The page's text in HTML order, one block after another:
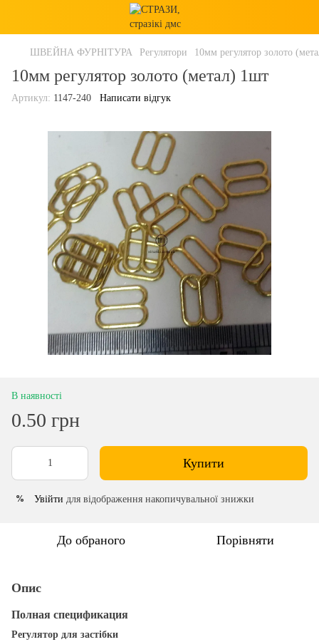
ШВЕЙНА ФУРНІТУРА Регулятори 10мм регулятор золото
10мм регулятор золото (метал) 1шт
Артикул: 1147-240 Написати відгук
В наявності
0.50 грн
Купити
% Увійти для відображення накопичувальної знижки
До обраного Порівняти
Опис
Полная спецификация
Регулятор для застібки